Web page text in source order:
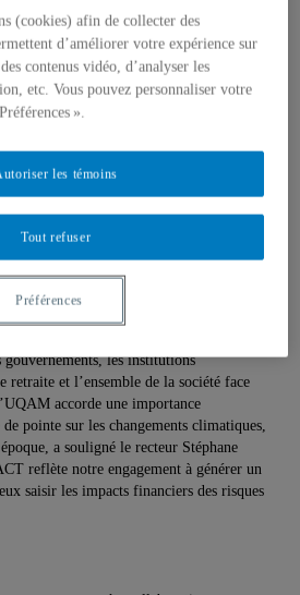
en 2017. Photo: Getty Images
les impacts financiers des
les institutions
retraite et l’ensemble de la société face
accorde une importance
pointe sur les changements climatiques,
a souligné le recteur Stéphane
reflète notre engagement à générer un
saisir les impacts financiers des risques
(cookies) afin de collecter des
d’améliorer votre expérience sur
contenus vidéo, d’analyser les
etc. Vous pouvez personnaliser votre
».
Tout refuser
les témoins
Préférences